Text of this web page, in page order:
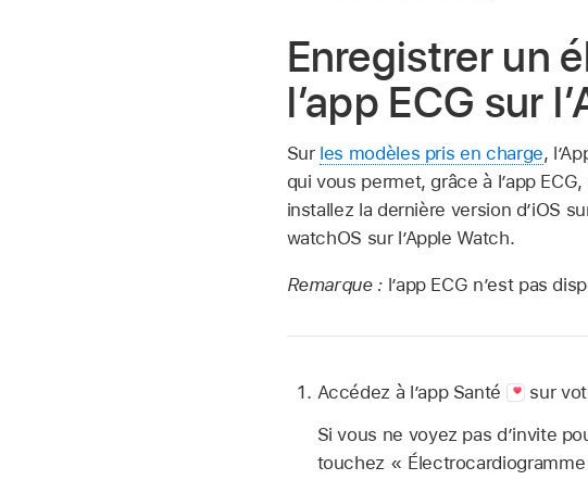
Enregistrer un
l’app ECG sur
Sur les modèles pris en charge,
qui vous permet, grâce à l’app
installez la dernière version d’iOS
watchOS sur l’Apple Watch.
Remarque : l’app ECG n’est pas
Accédez à l’app Santé
sur
Si vous ne voyez pas d’invite
touchez « Électrocardiogramme